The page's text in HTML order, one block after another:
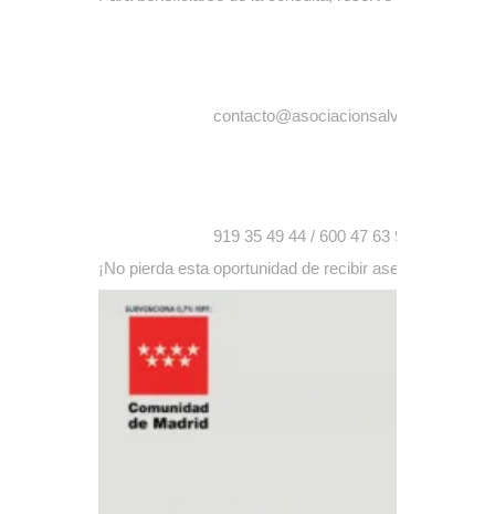
contacto@asociacionsalva.org
919 35 49 44 / 600 47 63 97
¡No pierda esta oportunidad de recibir asesoramiento